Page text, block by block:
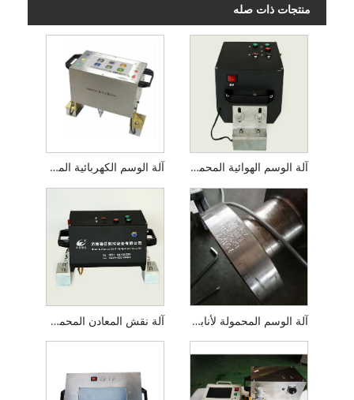
منتجات ذات صله
آلة الوسم الكهربائية المحمولة آلة الوسم الهوائية المحمولة
آلة نقش المعادن المحمولة آلة الوسم المحمولة لأنابيب الصلب